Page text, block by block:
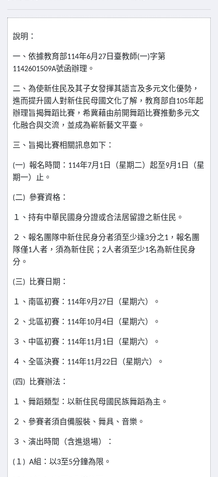
說明：
一、依據教育部114年6月 27 日臺教師(一)字第
1142601509A號函辦理。
二、為使新住民及其子女發揮其語言及多元文化優勢，
進而提升國人對新住民母國文化了解，教育部自105年起
辦理旨揭舞蹈比賽，希冀藉由前開舞蹈比賽推動多元文
化融合與交流，並成為嶄新藝文平臺。
三、旨揭比賽相關訊息如下：
(一) 報名時間： 114年7月 1 日（星期二）起至9月 1 日（星
期一）止。
(二) 參賽資格：
１、持有中華民國身分證或合法居留證之新住民。
２、報名團隊中新住民身分者須至少達3分之1 ，報名團
隊僅1人者，須為新住民； 2人者須至少1名為新住民身
分。
(三) 比賽日期：
１、南區初賽： 114年9月 27 日（星期六）。
２、北區初賽： 114年10月 4 日（星期六）。
３、中區初賽： 114年11月 1 日（星期六）。
４、全區決賽： 114年11月 22 日（星期六）。
(四) 比賽辦法：
１、舞蹈類型：以新住民母國民族舞蹈為主。
２、參賽者須自備服裝、舞具、音樂。
３、演出時間（含進退場）：
( １ ) A組：以3至5分鐘為限。